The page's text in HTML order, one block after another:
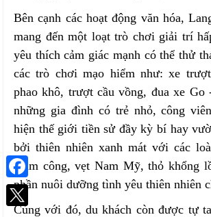
Bên cạnh các hoạt động văn hóa,
mang đến một loạt trò chơi giải trí
yêu thích cảm giác mạnh có thể thử
các trò chơi mạo hiểm như: xe
phao khô, trượt cầu vồng, đua xe
những gia đình có trẻ nhỏ, công
hiện thế giới tiền sử đầy kỳ bí hay
bởi thiên nhiên xanh mát với các
chim công, vẹt Nam Mỹ, thỏ khổng
phần nuôi dưỡng tình yêu thiên nhiên
Cùng với đó, du khách còn được tự
Facebook